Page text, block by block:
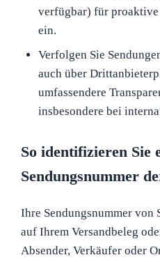
verfügbar) für
ein.
Verfolgen Sie
auch über
umfassendere
insbesondere bei
So identifizieren Sie
Sendungsnummer
Ihre Sendungsnummer von
auf Ihrem Versandbeleg
Absender, Verkäufer oder